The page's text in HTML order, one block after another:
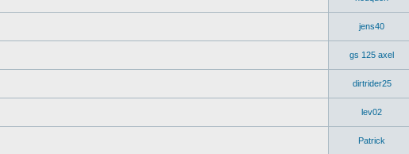
jens40
gs 125 axel
dirtrider25
lev02
Patrick